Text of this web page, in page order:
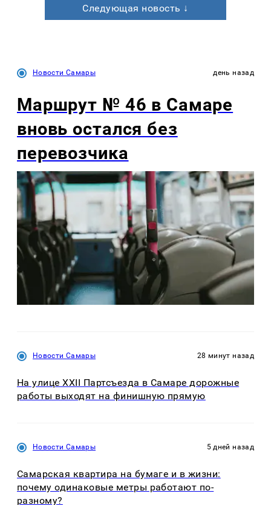
Следующая новость ↓
Новости Самары день назад
Маршрут № 46 в Самаре
вновь остался без
перевозчика
Новости Самары 28 минут назад
На улице XXII Партсъезда в Самаре дорожные
работы выходят на финишную прямую
Новости Самары 5 дней назад
Самарская квартира на бумаге и в жизни:
почему одинаковые метры работают по-
разному?